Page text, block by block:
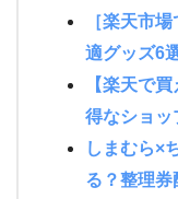
［楽天市
適グッズ6
【楽天で
得なショッ
しまむら×
る？整理券